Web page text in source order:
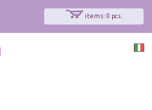
items: 0 pcs.